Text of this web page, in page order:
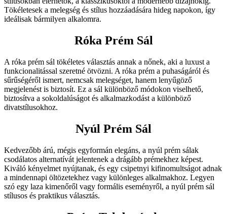
Tökéletesek a melegség és stílus hozzáadására hideg napokon, így
ideálisak bármilyen alkalomra.
Róka Prém Sál
A róka prém sál tökéletes választás annak a nőnek, aki a luxust a
funkcionalitással szeretné ötvözni. A róka prém a puhaságáról és
sűrűségéről ismert, nemcsak melegséget, hanem lenyűgöző
megjelenést is biztosít. Ez a sál különböző módokon viselhető,
biztosítva a sokoldalúságot és alkalmazkodást a különböző
divatstílusokhoz.
Nyúl Prém Sál
Kedvezőbb árú, mégis egyformán elegáns, a nyúl prém sálak
csodálatos alternatívát jelentenek a drágább prémekhez képest.
Kiváló kényelmet nyújtanak, és egy csipetnyi kifinomultságot adnak
a mindennapi öltözetekhez vagy különleges alkalmakhoz. Legyen
szó egy laza kimenőről vagy formális eseményről, a nyúl prém sál
stílusos és praktikus választás.